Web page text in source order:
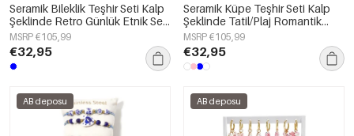
Seramik Bileklik Teşhir Seti Kalp
Şeklinde Retro Günlük Etnik Seri
Kadın Takıları
MSRP €105,99
€32,95
Seramik Küpe Teşhir Seti Kalp
Şeklinde Tatil/Plaj Romantik
Serisi Kadın Takıları
MSRP €105,99
€32,95
AB deposu AB deposu